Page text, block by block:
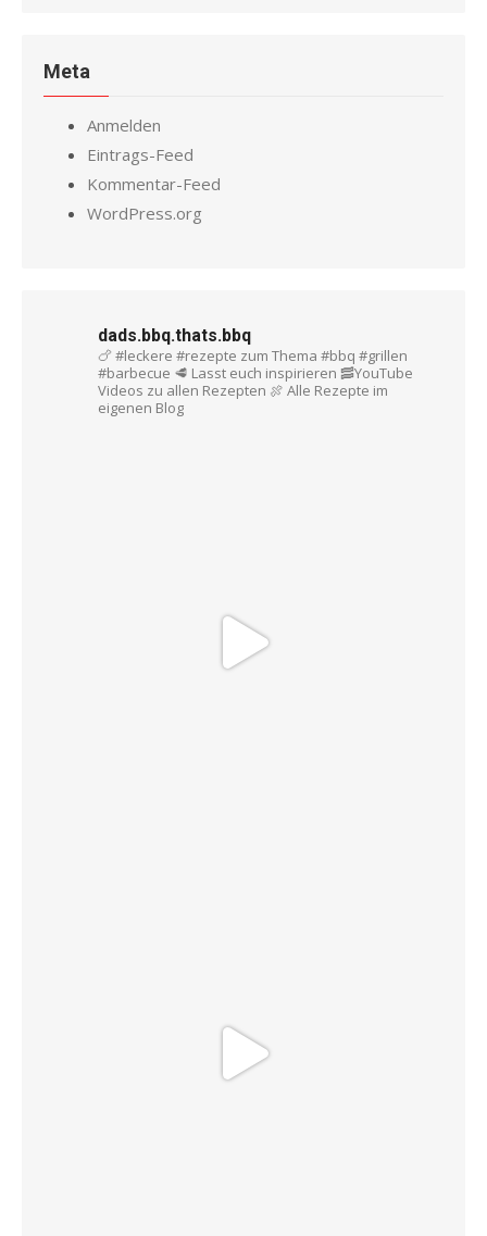
Meta
Anmelden
Eintrags-Feed
Kommentar-Feed
WordPress.org
dads.bbq.thats.bbq
🍗 #leckere #rezepte zum Thema #bbq #grillen
#barbecue 🥩 Lasst euch inspirieren 🥓YouTube
Videos zu allen Rezepten 🍖 Alle Rezepte im
eigenen Blog